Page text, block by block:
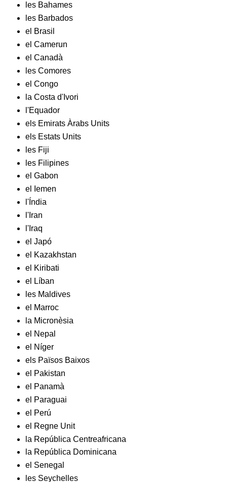
les Bahames
les Barbados
el Brasil
el Camerun
el Canadà
les Comores
el Congo
la Costa d'Ivori
l'Equador
els Emirats Àrabs Units
els Estats Units
les Fiji
les Filipines
el Gabon
el Iemen
l'Índia
l'Iran
l'Iraq
el Japó
el Kazakhstan
el Kiribati
el Líban
les Maldives
el Marroc
la Micronèsia
el Nepal
el Níger
els Països Baixos
el Pakistan
el Panamà
el Paraguai
el Perú
el Regne Unit
la República Centreafricana
la República Dominicana
el Senegal
les Seychelles